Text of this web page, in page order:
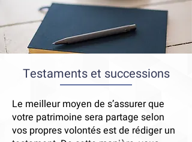
Testaments et successions
Le meilleur moyen de s’assurer que
votre patrimoine sera partage selon
vos propres volontés est de rédiger un